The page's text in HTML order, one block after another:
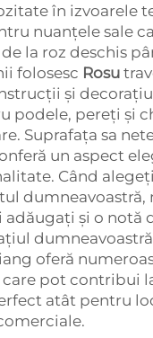
în izvoarele
nuanțele sale
la roz deschis
folosesc Rosu
și
podele, pereți și
Suprafața sa
un aspect
Când
dumneavoastră,
adăugați și o notă
oferă
pot contribui
atât pentru